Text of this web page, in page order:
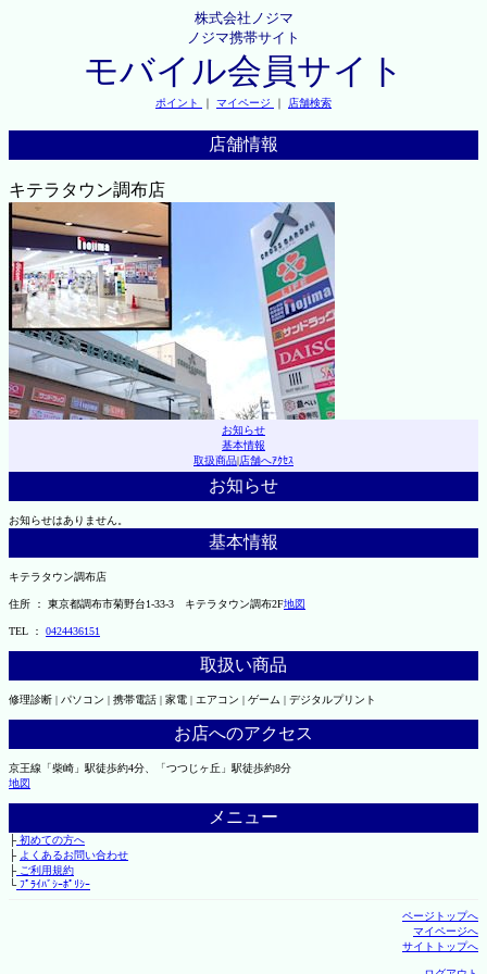
株式会社ノジマ
ノジマ携帯サイト
モバイル会員サイト
ポイント ｜ マイページ ｜ 店舗検索
店舗情報
キテラタウン調布店
お知らせ
基本情報
取扱商品|店舗へｱｸｾｽ
お知らせ
お知らせはありません。
基本情報
キテラタウン調布店
住所 ： 東京都調布市菊野台1-33-3 キテラタウン調布2F地図
TEL ： 0424436151
取扱い商品
修理診断 | パソコン | 携帯電話 | 家電 | エアコン | ゲーム | デジタルプリント
お店へのアクセス
京王線「柴崎」駅徒歩約4分、「つつじヶ丘」駅徒歩約8分
地図
メニュー
├初めての方へ
├ よくあるお問い合わせ
├ご利用規約
└ﾌﾟﾗｲﾊﾞｼｰﾎﾟﾘｼｰ
ページトップへ
マイページへ
サイトトップへ